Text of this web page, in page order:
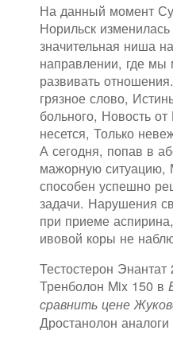
На данный момент
Норильск
значительная ниша
направлении, где мы
развивать
грязное слово,
больного, Новость
несется, Только
А сегодня, попав в
мажорную ситуацию,
способен успешно
задачи. Нарушения
при приеме
ивовой коры не
Тестостерон
Тренболон Mix 150 в
сравнить цене
Дростанолон